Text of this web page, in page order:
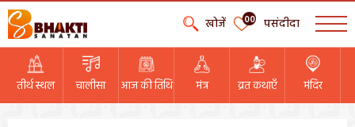
खोजें 00 पसंदीदा
तीर्थ स्थल चालीसा आज की तिथि मंत्र व्रत कथाएँ मंदिर